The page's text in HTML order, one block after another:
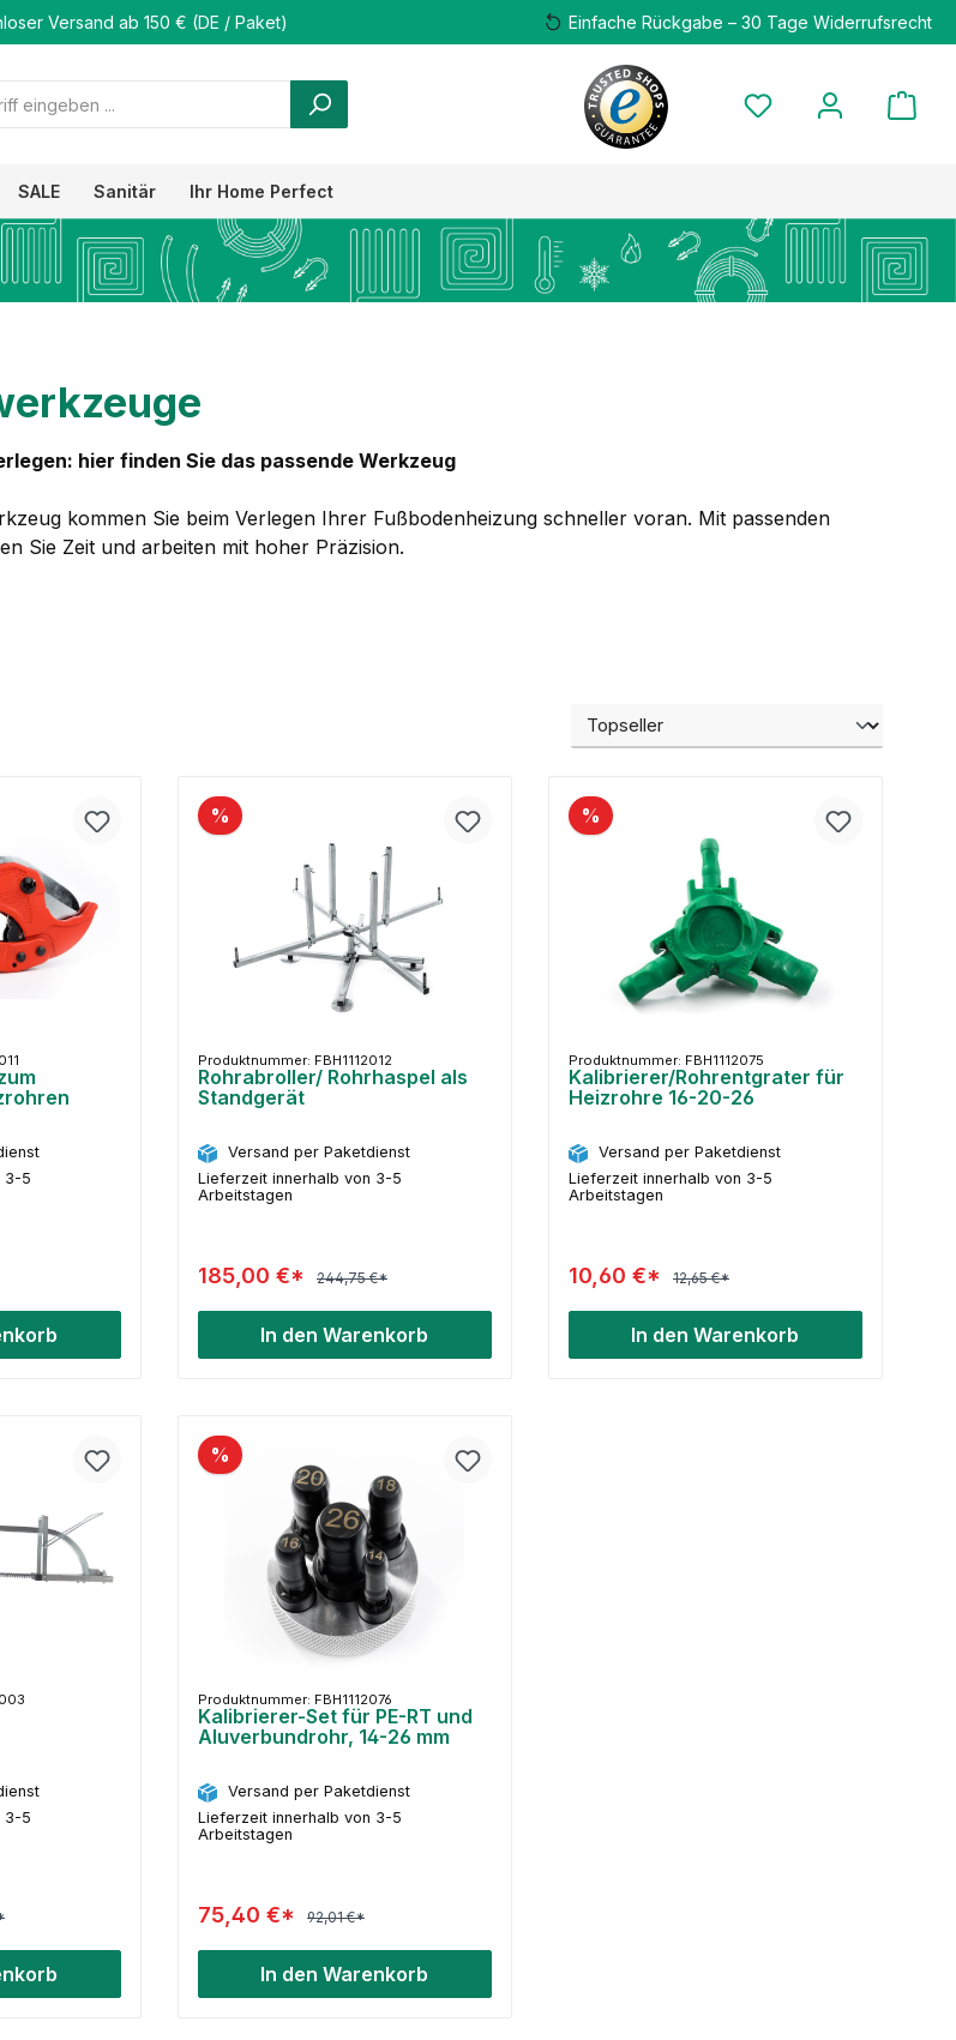
Versand ab 150 € (DE / Paket) Einfache Rückgabe – 30 Tage Widerrufsrecht
SALE Sanitär Ihr Home Perfect
hier finden Sie das passende Werkzeug
kommen Sie beim Verlegen Ihrer Fußbodenheizung schneller voran. Mit passenden
Sie Zeit und arbeiten mit hoher Präzision.
3-5
%
Produktnummer: FBH1112012
Rohrabroller/ Rohrhaspel als
Standgerät
Versand per Paketdienst
Lieferzeit innerhalb von 3-5
Arbeitstagen
185,00 €* 244,75 €*
In den Warenkorb
%
Produktnummer: FBH1112075
Kalibrierer/Rohrentgrater für
Heizrohre 16-20-26
Versand per Paketdienst
Lieferzeit innerhalb von 3-5
Arbeitstagen
10,60 €* 12,65 €*
In den Warenkorb
3-5
%
Produktnummer: FBH1112076
Kalibrierer-Set für PE-RT und
Aluverbundrohr, 14-26 mm
Versand per Paketdienst
Lieferzeit innerhalb von 3-5
Arbeitstagen
75,40 €* 92,01 €*
In den Warenkorb